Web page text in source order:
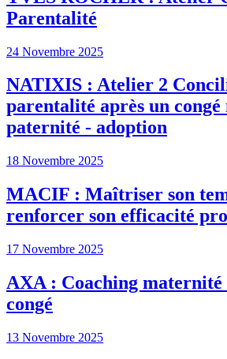
Parentalité
24 Novembre 2025
NATIXIS : Atelier 2
parentalité après un
paternité - adoption
18 Novembre 2025
MACIF : Maîtriser son
renforcer son efficacité
17 Novembre 2025
AXA : Coaching maternité
congé
13 Novembre 2025